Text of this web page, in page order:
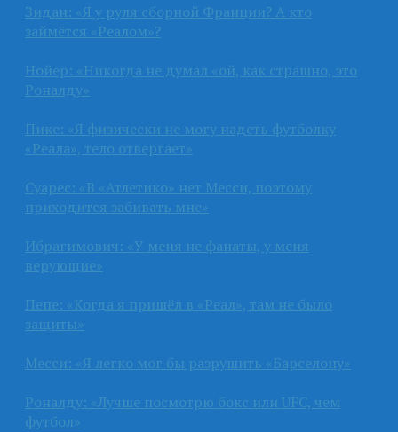
Зидан: «Я у руля сборной Франции? А кто
займётся «Реалом»?
Нойер: «Никогда не думал «ой, как страшно, это
Роналду»
Пике: «Я физически не могу надеть футболку
«Реала», тело отвергает»
Суарес: «В «Атлетико» нет Месси, поэтому
приходится забивать мне»
Ибрагимович: «У меня не фанаты, у меня
верующие»
Пепе: «Когда я пришёл в «Реал», там не было
защиты»
Месси: «Я легко мог бы разрушить «Барселону»
Роналду: «Лучше посмотрю бокс или UFC, чем
футбол»